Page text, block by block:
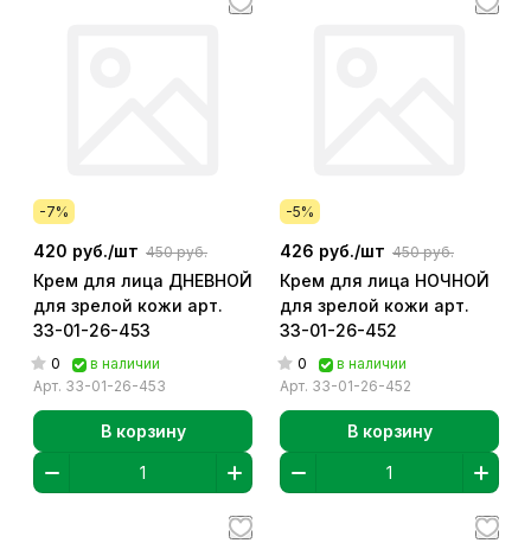
-7%
420 руб./шт 450 руб.
Крем для лица ДНЕВНОЙ
для зрелой кожи арт.
33-01-26-453
0
в наличии
Арт. 33-01-26-453
В корзину
-5%
426 руб./шт 450 руб.
Крем для лица НОЧНОЙ
для зрелой кожи арт.
33-01-26-452
0
в наличии
Арт. 33-01-26-452
В корзину